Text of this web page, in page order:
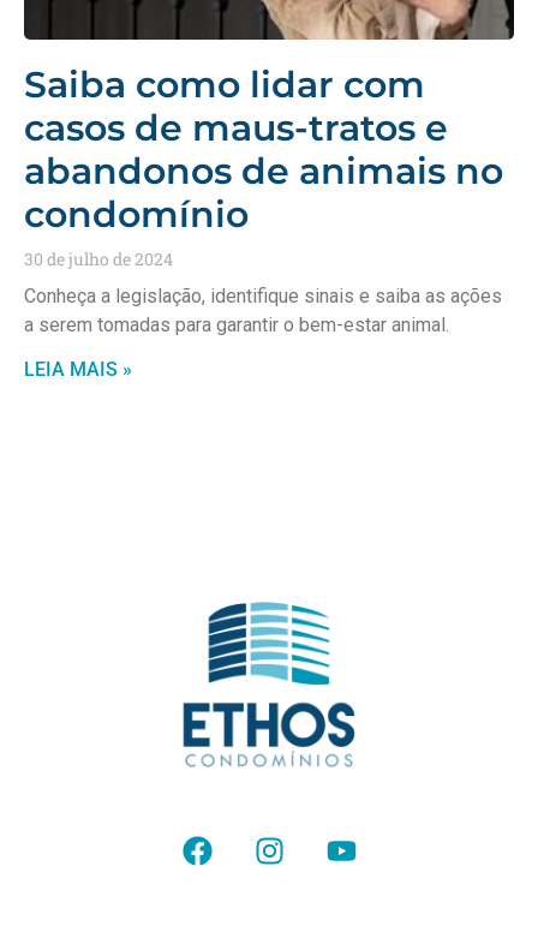
Saiba como lidar com
casos de maus-tratos e
abandonos de animais no
condomínio
30 de julho de 2024
Conheça a legislação, identifique sinais e saiba as ações
a serem tomadas para garantir o bem-estar animal.
LEIA MAIS »